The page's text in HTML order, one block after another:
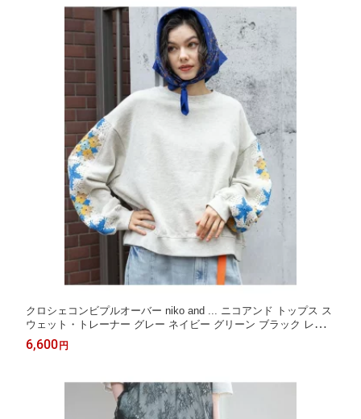
クロシェコンビプルオーバー niko and ... ニコアンド トップス ス
ウェット・トレーナー グレー ネイビー グリーン ブラック レッド
【送料無料】[Rakuten Fashion]
6,600 円